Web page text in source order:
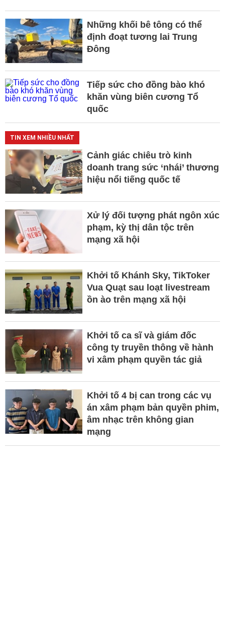
Những khối bê tông có thể
định đoạt tương lai Trung
Đông
Tiếp sức cho đồng bào khó
khăn vùng biên cương Tổ
quốc
TIN XEM NHIỀU NHẤT
Cảnh giác chiêu trò kinh
doanh trang sức ‘nhái’ thương
hiệu nổi tiếng quốc tế
Xử lý đối tượng phát ngôn xúc
phạm, kỳ thị dân tộc trên
mạng xã hội
Khởi tố Khánh Sky, TikToker
Vua Quạt sau loạt livestream
ồn ào trên mạng xã hội
Khởi tố ca sĩ và giám đốc
công ty truyền thông về hành
vi xâm phạm quyền tác giả
Khởi tố 4 bị can trong các vụ
án xâm phạm bản quyền phim,
âm nhạc trên không gian
mạng